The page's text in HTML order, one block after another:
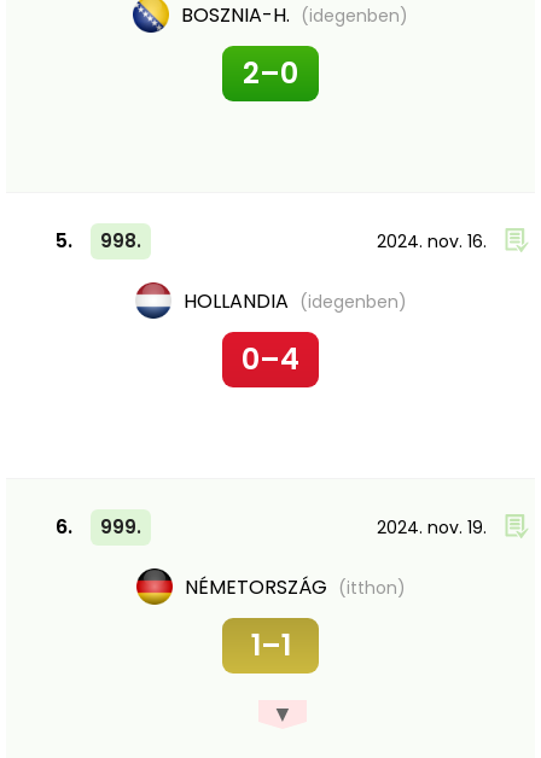
BOSZNIA-H. (idegenben)
2–0
5. 998. 2024. nov. 16.
HOLLANDIA (idegenben)
0–4
6. 999. 2024. nov. 19.
NÉMETORSZÁG (itthon)
1–1
▼